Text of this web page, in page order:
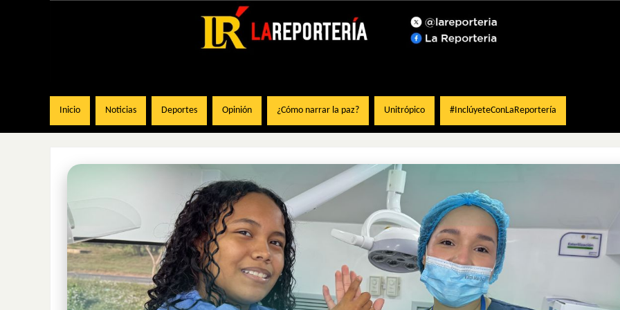
Inicio Noticias Deportes Opinión ¿Cómo narrar la paz? Unitrópico #InclúyeteConLaReportería